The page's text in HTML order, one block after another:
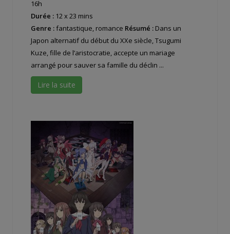
16h
Durée : 12 x 23 mins
Genre :fantastique, romance Résumé : Dans un
Japon alternatif du début du XXe siècle, Tsugumi
Kuze, fille de l’aristocratie, accepte un mariage
arrangé pour sauver sa famille du déclin ...
Lire la suite